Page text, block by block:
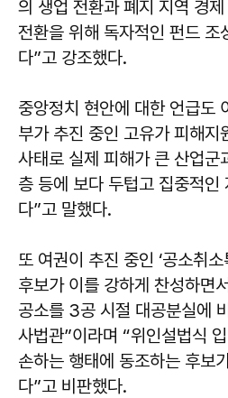
의 생업 전환과 폐지 지역 경
전환을 위해 독자적인 펀드 조
다”고 강조했다.
중앙정치 현안에 대한 언급도
부가 추진 중인 고유가 피해지
사태로 실제 피해가 큰 산업군
층 등에 보다 두텁고 집중적인
다”고 말했다.
또 여권이 추진 중인 ‘공소취
후보가 이를 강하게 찬성하면
공소를 3공 시절 대공분실에
사법관”이라며 “위인설법식
손하는 행태에 동조하는 후보
다”고 비판했다.